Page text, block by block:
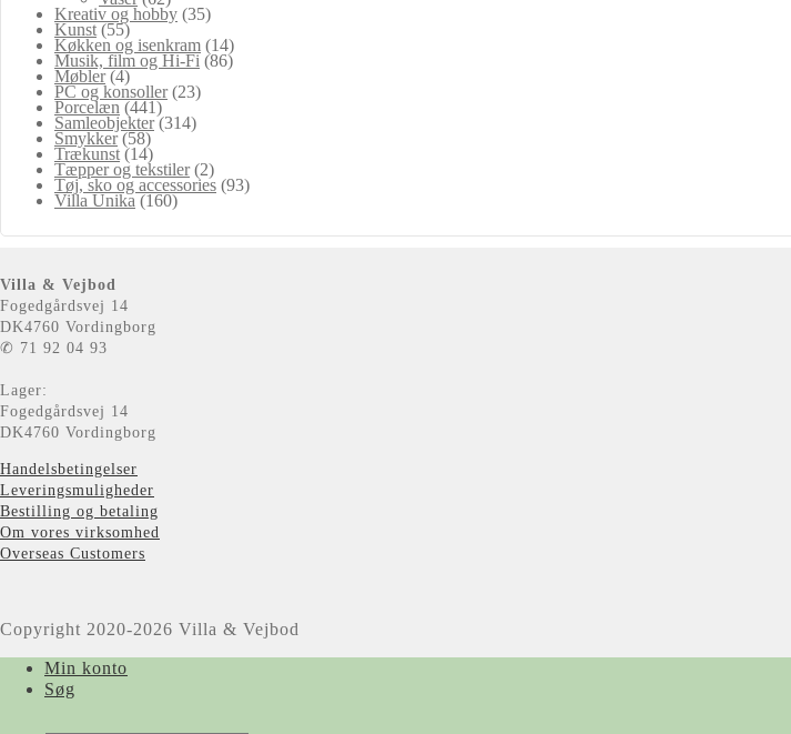
Kreativ og hobby (35)
Kunst (55)
Køkken og isenkram (14)
Musik, film og Hi-Fi (86)
Møbler (4)
PC og konsoller (23)
Porcelæn (441)
Samleobjekter (314)
Smykker (58)
Trækunst (14)
Tæpper og tekstiler (2)
Tøj, sko og accessories (93)
Villa Unika (160)
Villa & Vejbod
Fogedgårdsvej 14
DK4760 Vordingborg
✆ 71 92 04 93
Lager:
Fogedgårdsvej 14
DK4760 Vordingborg
Handelsbetingelser
Leveringsmuligheder
Bestilling og betaling
Om vores virksomhed
Overseas Customers
Copyright 2020-2026 Villa & Vejbod
Min konto
Søg